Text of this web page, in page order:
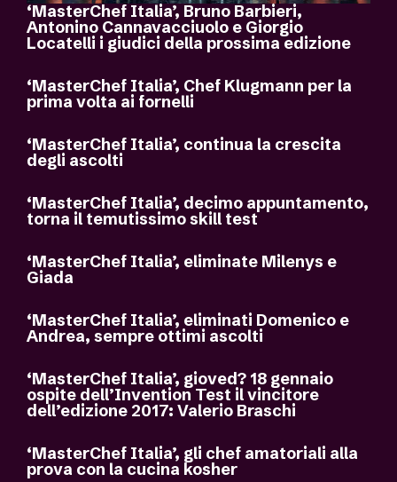
‘MasterChef Italia’, Bruno Barbieri,
Antonino Cannavacciuolo e Giorgio
Locatelli i giudici della prossima edizione
‘MasterChef Italia’, Chef Klugmann per la
prima volta ai fornelli
‘MasterChef Italia’, continua la crescita
degli ascolti
‘MasterChef Italia’, decimo appuntamento,
torna il temutissimo skill test
‘MasterChef Italia’, eliminate Milenys e
Giada
‘MasterChef Italia’, eliminati Domenico e
Andrea, sempre ottimi ascolti
‘MasterChef Italia’, gioved? 18 gennaio
ospite dell’Invention Test il vincitore
dell’edizione 2017: Valerio Braschi
‘MasterChef Italia’, gli chef amatoriali alla
prova con la cucina kosher